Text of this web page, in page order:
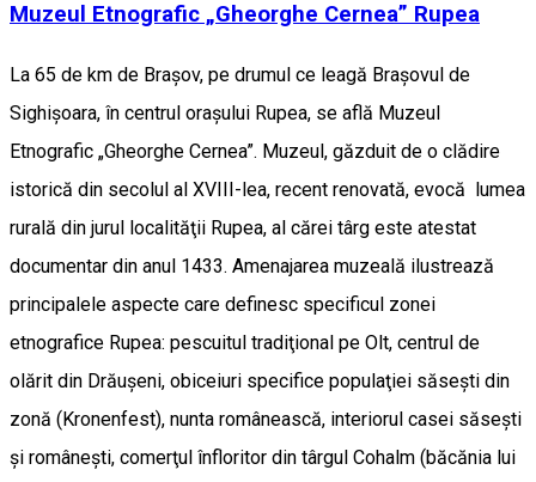
Muzeul Etnografic „Gheorghe Cernea” Rupea
La 65 de km de Braşov, pe drumul ce leagă Braşovul de
Sighişoara, în centrul oraşului Rupea, se află Muzeul
Etnografic „Gheorghe Cernea”. Muzeul, găzduit de o clădire
istorică din secolul al XVIII-lea, recent renovată, evocă lumea
rurală din jurul localităţii Rupea, al cărei târg este atestat
documentar din anul 1433. Amenajarea muzeală ilustrează
principalele aspecte care definesc specificul zonei
etnografice Rupea: pescuitul tradiţional pe Olt, centrul de
olărit din Drăuşeni, obiceiuri specifice populaţiei săseşti din
zonă (Kronenfest), nunta românească, interiorul casei săseşti
şi româneşti, comerţul înfloritor din târgul Cohalm (băcănia lui